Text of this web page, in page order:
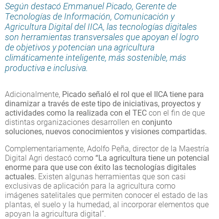
Según destacó Emmanuel Picado, Gerente de
Tecnologías de Información, Comunicación y
Agricultura Digital del IICA, las tecnologías digitales
son herramientas transversales que apoyan el logro
de objetivos y potencian una agricultura
climáticamente inteligente, más sostenible, más
productiva e inclusiva.
Adicionalmente, Picado señaló el rol que el IICA tiene para
dinamizar a través de este tipo de iniciativas, proyectos y
actividades como la realizada con el TEC con el fin de que
distintas organizaciones desarrollen en conjunto
soluciones, nuevos conocimientos y visiones compartidas.
Complementariamente, Adolfo Peña, director de la Maestría
Digital Agri destacó como “La agricultura tiene un potencial
enorme para que use con éxito las tecnologías digitales
actuales. Existen algunas herramientas que son casi
exclusivas de aplicación para la agricultura como
imágenes satelitales que permiten conocer el estado de las
plantas, el suelo y la humedad, al incorporar elementos que
apoyan la agricultura digital”.